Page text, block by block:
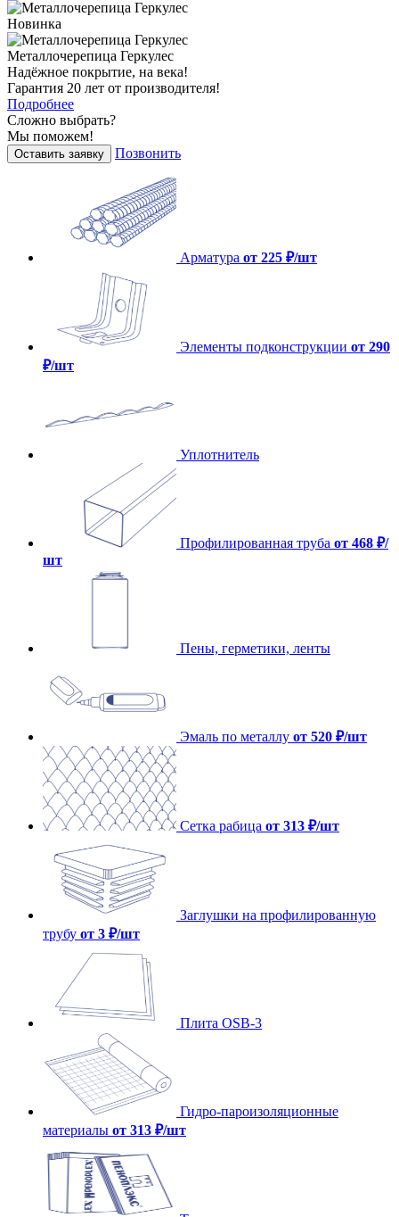
Новинка
Металлочерепица Геркулес
Надёжное покрытие, на века!
Гарантия 20 лет от производителя!
Подробнее
Сложно выбрать?
Мы поможем!
Оставить заявку Позвонить
Арматура от 225 ₽/шт
Элементы подконструкции от 290
₽/шт
Уплотнитель
Профилированная труба от 468 ₽/
шт
Пены, герметики, ленты
Эмаль по металлу от 520 ₽/шт
Сетка рабица от 313 ₽/шт
Заглушки на профилированную
трубу от 3 ₽/шт
Плита OSB-3
Гидро-пароизоляционные
материалы от 313 ₽/шт